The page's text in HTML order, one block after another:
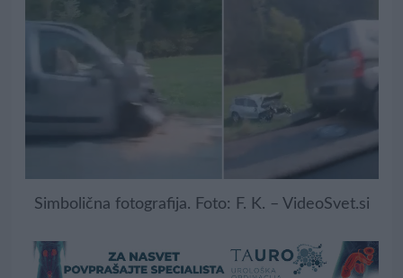
Simbolična fotografija. Foto: F. K. – VideoSvet.si